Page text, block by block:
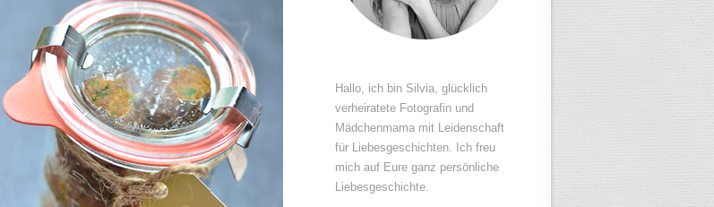
Hallo, ich bin Silvia, glücklich
verheiratete Fotografin und
Mädchenmama mit Leidenschaft
für Liebesgeschichten. Ich freu
mich auf Eure ganz persönliche
Liebesgeschichte.